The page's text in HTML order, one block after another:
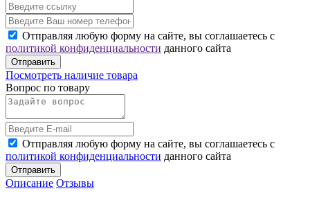
Отправляя любую форму на сайте, вы соглашаетесь с
политикой конфиденциальности данного сайта
Отправить
Посмотреть наличие товара
Вопрос по товару
Отправляя любую форму на сайте, вы соглашаетесь с
политикой конфиденциальности данного сайта
Отправить
Описание Отзывы